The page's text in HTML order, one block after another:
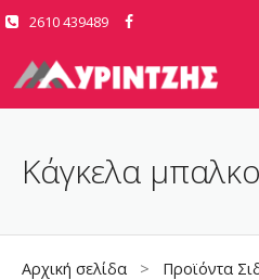
Μετάβαση
περιεχόμενο
2610 439489
Κάγκελα
Αρχική σελίδα > Προϊόντα